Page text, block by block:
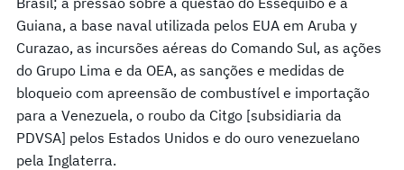
Guiana, a base naval utilizada pelos EUA em Aruba y
Curazao, as incursões aéreas do Comando Sul, as ações
do Grupo Lima e da OEA, as sanções e medidas de
bloqueio com apreensão de combustível e importação
para a Venezuela, o roubo da Citgo [subsidiaria da
PDVSA] pelos Estados Unidos e do ouro venezuelano
pela Inglaterra.